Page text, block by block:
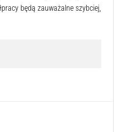
będą zauważalne szybciej,